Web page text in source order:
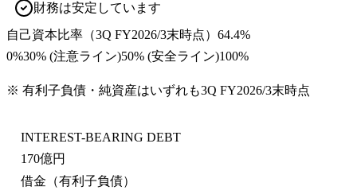
財務は安定しています
自己資本比率 （3Q FY2026/3末時点） 64.4%
0%30% (注意ライン)50% (安全ライン)100%
※ 有利子負債・純資産はいずれも3Q FY2026/3末時点
INTEREST-BEARING DEBT
170億円
借金（有利子負債）